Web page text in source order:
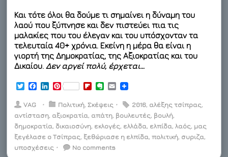
Και τότε όλοι θα δούμε τι σημαίνει η δύναμη του
λαού που ξύπνησε και δεν πιστεύει πια τις
μαλακίες που του έλεγαν και του υπόσχονταν τα
τελευταία 40+ χρόνια. Εκείνη η μέρα θα είναι η
γιορτή της Δημοκρατίας, της Αξιοκρατίας και του
Δικαίου.Δεν αργεί πολύ, έρχεται…
T
i
t
t
e
r
F
b
o
o
k
L
n
e
d
I
P
n
e
r
e
s
t
F
i
b
o
a
d
e
n
o
t
E
a
i
l
VAG ⋅ Πολιτική,Σκέψεις ⋅ 2016, αλέξης τσίπρας,
αντίσταση, αξιοκρατία, απάτη, βουλευτές, βουλή,
δημοκρατία, δικαιοσύνη, εκλογές, ελλάδα, ελπίδα,λαός, μας
ξεγέλασε ο Τσίπρας, ξεθώριασε η ελπίδα,πολιτική, συριζα,
υποσχέσεις ⋅ No comments